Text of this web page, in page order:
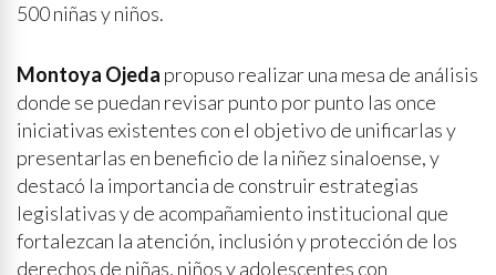
500 niñas y niños.
Montoya Ojeda propuso realizar una mesa de análisis
donde se puedan revisar punto por punto las once
iniciativas existentes con el objetivo de unificarlas y
presentarlas en beneficio de la niñez sinaloense, y
destacó la importancia de construir estrategias
legislativas y de acompañamiento institucional que
fortalezcan la atención, inclusión y protección de los
derechos de niñas, niños y adolescentes con